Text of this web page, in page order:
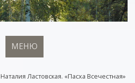
МЕНЮ
Наталия Ластовская. «Пасха Всечестная»